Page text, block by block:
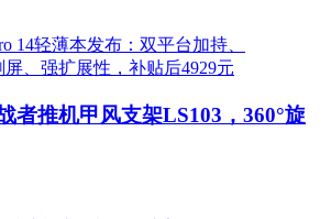
者推机甲风支架LS103，360°旋